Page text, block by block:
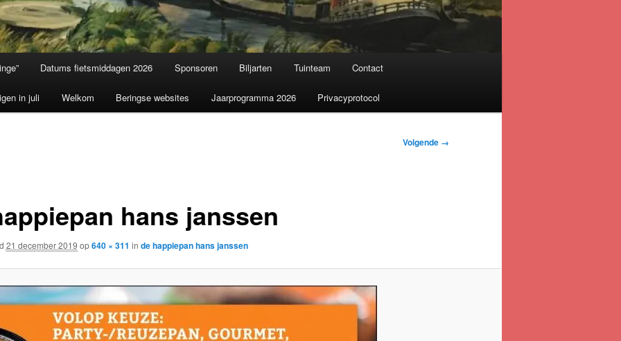
Datums fietsmiddagen 2026 Sponsoren Biljarten Tuinteam Contact
in juli Welkom Beringse websites Jaarprogramma 2026 Privacyprotocol
Volgende →
hans janssen
21 december 2019 op640 × 311 in de happiepan hans janssen